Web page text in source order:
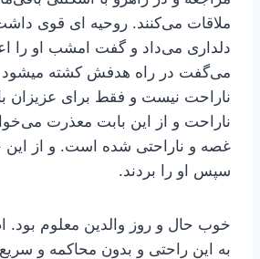
ملاقات می‌کنند. روحیه ای قوی
دلداری می‌داد و گفت امشب او را
می‌گفت در راه هدفش کشته میشود
ناراحت نیست و فقط برای عزیزان
ناراحت و از این بابت معذرت
غصه و ناراحتی شده است. و از این
سپس او را بردند.
خوب حال و روز والدین معلوم بود.
به این راحتی و بدون محاکمه و